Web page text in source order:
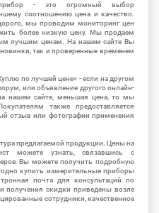
- это огромный выбор
соотношению цена и качество.
мы проводим мониторинг цен
более низкую цену. Мы продаем
лучшим ценам. На нашем сайте Вы
так и проверенные временем
по лучшей цене» - если на другом
или объявление другого онлайн-
нашем сайте, меньшая цена, то мы
также предоставляется
отзыв или фотографии применения
предлагаемой продукции. Цены на
можете узнать, связавшись с
Вы можете получить подробную
купить измерительные приборы
почта для консультаций по
получения скидки приведены возле
сотрудники, качественное